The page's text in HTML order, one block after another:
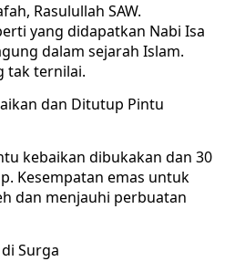
Rasulullah SAW.
yang didapatkan Nabi Isa
dalam sejarah Islam.
tak ternilai.
dan Ditutup Pintu
kebaikan dibukakan dan 30
Kesempatan emas untuk
dan menjauhi perbuatan
Surga